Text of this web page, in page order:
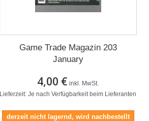
Game Trade Magazin 203
January
4,00 € inkl. MwSt.
Lieferzeit: Je nach Verfügbarkeit beim Lieferanten
derzeit nicht lagernd, wird nachbestellt